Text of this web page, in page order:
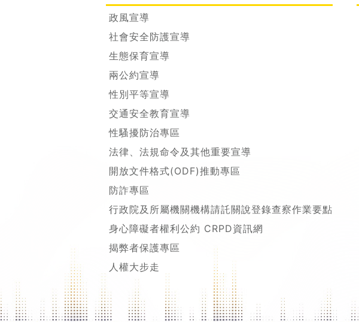
政風宣導
社會安全防護宣導
生態保育宣導
兩公約宣導
性別平等宣導
交通安全教育宣導
性騷擾防治專區
法律、法規命令及其他重要宣導
開放文件格式(ODF)推動專區
防詐專區
行政院及所屬機關機構請託關說登錄查察作業要點
身心障礙者權利公約 CRPD資訊網
揭弊者保護專區
人權大步走